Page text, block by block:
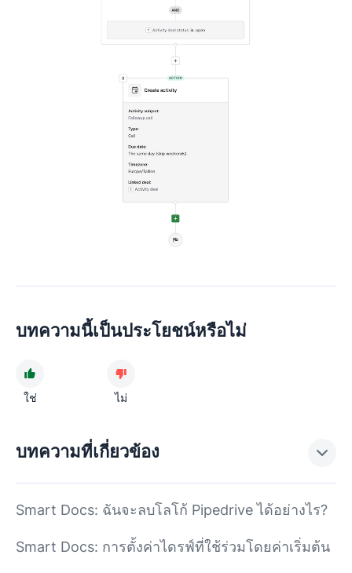
บทความนี้เป็นประโยชน์หรือไม่
ใช่ ไม่
บทความที่เกี่ยวข้อง
Smart Docs: ฉันจะลบโลโก้ Pipedrive ได้อย่างไร?
Smart Docs: การตั้งค่าไดรฟ์ที่ใช้ร่วมโดยค่าเริ่มต้น